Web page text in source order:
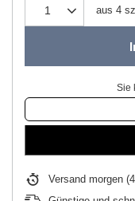
aus 4
Sie
Versand morgen